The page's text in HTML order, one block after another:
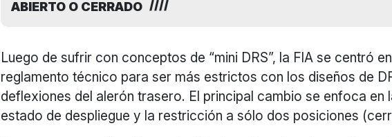
ABIERTO O CERRADO
Luego de sufrir con conceptos de “mini DRS”, la FIA se centró
reglamento técnico para ser más estrictos con los diseños de
deflexiones del alerón trasero. El principal cambio se enfoca en
estado de despliegue y la restricción a sólo dos posiciones